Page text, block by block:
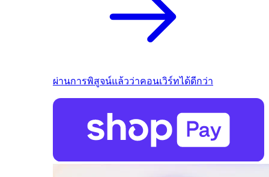
ผ่านการพิสูจน์แล้วว่าคอนเวิร์ทได้ดีกว่า